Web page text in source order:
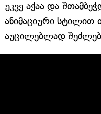
უკვე აქაა და
ანიმაციური სტილით
აუცილებლად